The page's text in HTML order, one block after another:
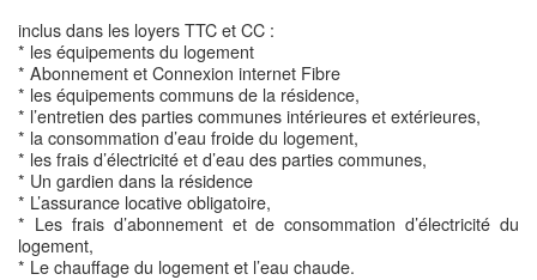
inclus dans les loyers TTC et CC :
* les équipements du logement
* Abonnement et Connexion internet Fibre
* les équipements communs de la résidence,
* l’entretien des parties communes intérieures et extérieures,
* la consommation d’eau froide du logement,
* les frais d’électricité et d’eau des parties communes,
* Un gardien dans la résidence
* L’assurance locative obligatoire,
* Les frais d’abonnement et de consommation d’électricité du
logement,
* Le chauffage du logement et l’eau chaude.